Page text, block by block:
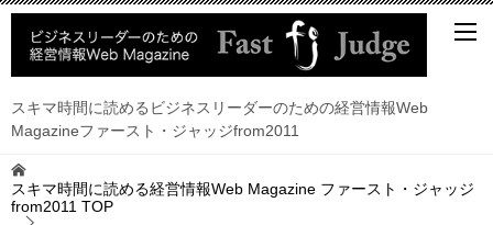
スキマ時間に読めるビジネスリーダーのための経営情報Web
Magazineファースト・ジャッジfrom2011
スキマ時間に読める経営情報Web Magazine ファースト・ジャッジ
from2011 TOP